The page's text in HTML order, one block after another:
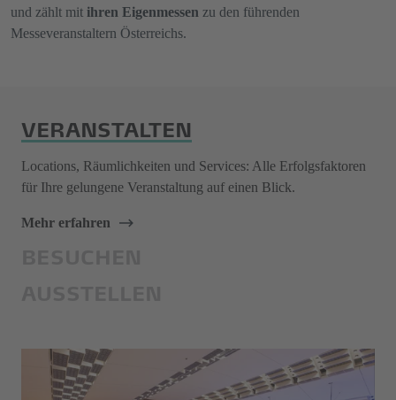
und zählt mit ihren Eigenmessen zu den führenden
Messeveranstaltern Österreichs.
VERANSTALTEN
Locations, Räumlichkeiten und Services: Alle Erfolgsfaktoren
für Ihre gelungene Veranstaltung auf einen Blick.
Mehr erfahren